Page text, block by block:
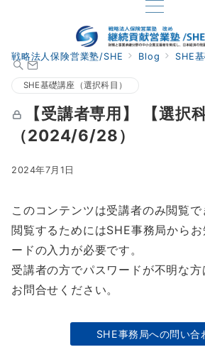
戦略法人保険営業塾/SHE Blog SHE
SHE基礎講座（選択科目）
【受講者専用】 【選択
（2024/6/28）
2024年7月1日
このコンテンツは受講者のみ閲覧で
閲覧するためにはSHE事務局から
ードの入力が必要です。
受講者の方でパスワードが不明な
お問合せください。
SHE事務局への問い合